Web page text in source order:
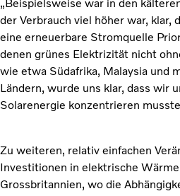
„Beispielsweise war in den
der Verbrauch viel höher war, klar,
eine erneuerbare Stromquelle
denen grünes Elektrizität nicht
wie etwa Südafrika, Malaysia und
Ländern, wurde uns klar, dass wir
Solarenergie konzentrieren
Zu weiteren, relativ einfachen
Investitionen in elektrische
Grossbritannien, wo die